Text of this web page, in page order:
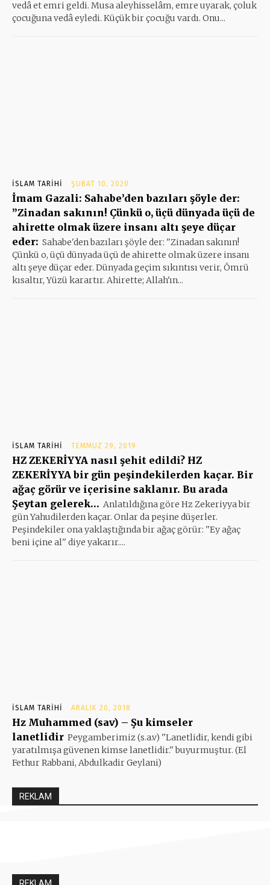
vedâ et emri geldi. Musa aleyhisselâm, emre uyarak, çoluk
çocuğuna vedâ eyledi. Küçük bir çocuğu vardı. Onu...
İSLAM TARIHI ŞUBAT 10, 2020
İmam Gazali: Sahabe’den bazıları şöyle der:
”Zinadan sakının! Çünkü o, üçü dünyada üçü de
ahirette olmak üzere insanı altı şeye düçar
eder: Sahabe'den bazıları şöyle der: ''Zinadan sakının!
Çünkü o, üçü dünyada üçü de ahirette olmak üzere insanı
altı şeye düçar eder. Dünyada geçim sıkıntısı verir, Ömrü
kısaltır, Yüzü karartır. Ahirette; Allah'ın...
İSLAM TARIHI TEMMUZ 29, 2019
HZ ZEKERİYYA nasıl şehit edildi? HZ
ZEKERİYYA bir gün peşindekilerden kaçar. Bir
ağaç görür ve içerisine saklanır. Bu arada
Şeytan gelerek… Anlatıldığına göre Hz Zekeriyya bir
gün Yahudilerden kaçar. Onlar da peşine düşerler.
Peşindekiler ona yaklaştığında bir ağaç görür: ''Ey ağaç
beni içine al'' diye yakarır....
İSLAM TARIHI ARALIK 20, 2018
Hz Muhammed (sav) – Şu kimseler
lanetlidir Peygamberimiz (s.a.v) ''Lanetlidir, kendi gibi
yaratılmışa güvenen kimse lanetlidir.'' buyurmuştur. (El
Fethur Rabbani, Abdulkadir Geylani)
REKLAM